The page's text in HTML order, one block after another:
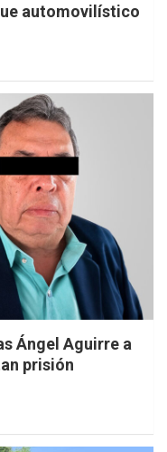
automovilístico
Ángel Aguirre a
prisión